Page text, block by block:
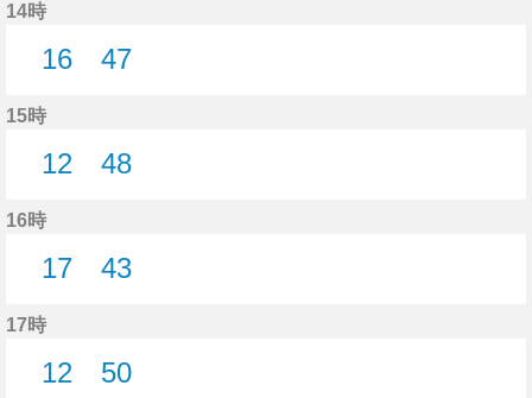
14時
16
47
15時
12
48
16時
17
43
17時
12
50